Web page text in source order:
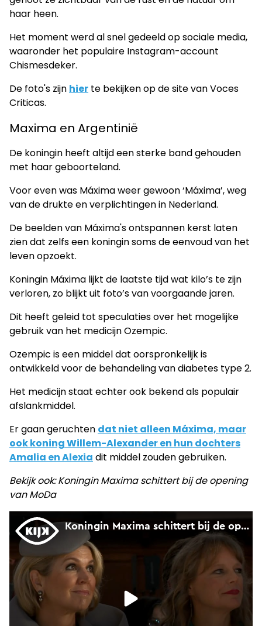
haar heen.
Het moment werd al snel gedeeld op sociale media,
waaronder het populaire Instagram-account
Chismesdeker.
De foto's zijn hier te bekijken op de site van Voces
Criticas.
Maxima en Argentinië
De koningin heeft altijd een sterke band gehouden
met haar geboorteland.
Voor even was Máxima weer gewoon ‘Máxima’, weg
van de drukte en verplichtingen in Nederland.
De beelden van Máxima's ontspannen kerst laten
zien dat zelfs een koningin soms de eenvoud van het
leven opzoekt.
Koningin Máxima lijkt de laatste tijd wat kilo’s te zijn
verloren, zo blijkt uit foto’s van voorgaande jaren.
Dit heeft geleid tot speculaties over het mogelijke
gebruik van het medicijn Ozempic.
Ozempic is een middel dat oorspronkelijk is
ontwikkeld voor de behandeling van diabetes type 2.
Het medicijn staat echter ook bekend als populair
afslankmiddel.
Er gaan geruchten dat niet alleen Máxima, maar
ook koning Willem-Alexander en hun dochters
Amalia en Alexia dit middel zouden gebruiken.
Bekijk ook: Koningin Maxima schittert bij de opening
van MoDa